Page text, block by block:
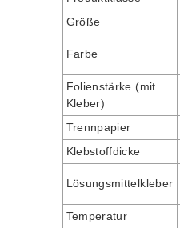
Größe
Farbe
Folienstärke (mit
Kleber)
Trennpapier
Klebstoffdicke
Lösungsmittelkleber
Temperatur